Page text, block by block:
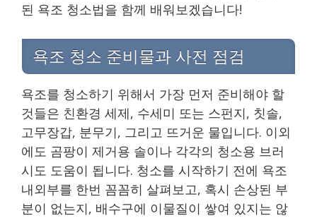
된 욕조 청소법을 함께 배워보겠습니다!
욕조 청소 준비물과 사전 점검
욕조를 청소하기 위해서 가장 먼저 준비해야 할
것들은 친환경 세제, 수세미 또는 스펀지, 칫솔,
고무장갑, 분무기, 그리고 뜨거운 물입니다. 이외
에도 곰팡이 제거용 솔이나 각각의 청소용 브러
시도 도움이 됩니다. 청소를 시작하기 전에 욕조
내외부를 한번 꼼꼼히 살펴보고, 혹시 손상된 부
분이 없는지, 배수구에 이물질이 쌓여 있지는 않